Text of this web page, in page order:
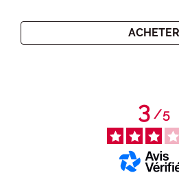
ACHETER
3/5